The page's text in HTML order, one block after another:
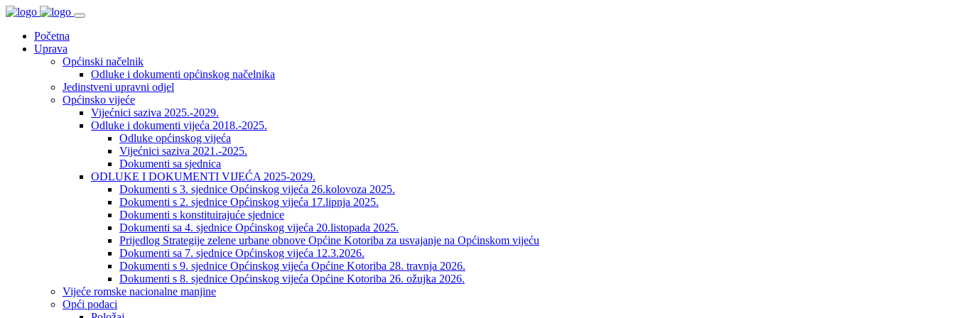
Početna
Uprava
Općinski načelnik
Odluke i dokumenti općinskog načelnika
Jedinstveni upravni odjel
Općinsko vijeće
Vijećnici saziva 2025.-2029.
Odluke i dokumenti vijeća 2018.-2025.
Odluke općinskog vijeća
Vijećnici saziva 2021.-2025.
Dokumenti sa sjednica
ODLUKE I DOKUMENTI VIJEĆA 2025-2029.
Dokumenti s 3. sjednice Općinskog vijeća 26.kolovoza 2025.
Dokumenti s 2. sjednice Općinskog vijeća 17.lipnja 2025.
Dokumenti s konstituirajuće sjednice
Dokumenti sa 4. sjednice Općinskog vijeća 20.listopada 2025.
Prijedlog Strategije zelene urbane obnove Općine Kotoriba za usvajanje na Općinskom vijeću
Dokumenti sa 7. sjednice Općinskog vijeća 12.3.2026.
Dokumenti s 9. sjednice Općinskog vijeća Općine Kotoriba 28. travnja 2026.
Dokumenti s 8. sjednice Općinskog vijeća Općine Kotoriba 26. ožujka 2026.
Vijeće romske nacionalne manjine
Opći podaci